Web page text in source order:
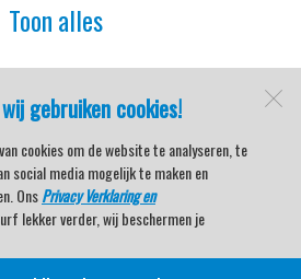
wij gebruiken cookies!
cookies om de website te analyseren, te
social media mogelijk te maken en
OnsPrivacy Verklaring en
lekker verder, wij beschermen je
Toon alles
watersport-tv
Lemmer
desktopversie